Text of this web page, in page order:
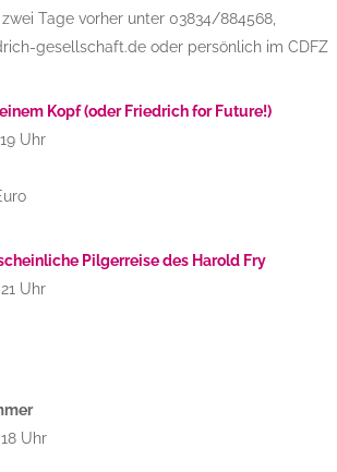
Tage vorher unter 03834/884568,
gesellschaft.de oder persönlich im CDFZ
Kopf (oder Friedrich for Future!)
Uhr
Pilgerreise des Harold Fry
Uhr
Uhr